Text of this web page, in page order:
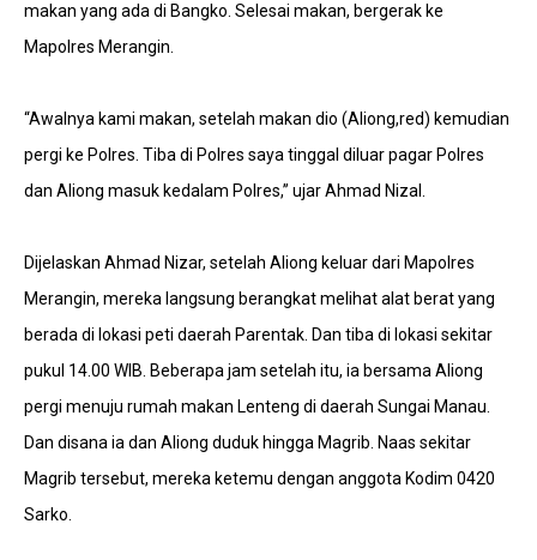
makan yang ada di Bangko. Selesai makan, bergerak ke
Mapolres Merangin.
“Awalnya kami makan, setelah makan dio (Aliong,red) kemudian
pergi ke Polres. Tiba di Polres saya tinggal diluar pagar Polres
dan Aliong masuk kedalam Polres,’’ ujar Ahmad Nizal.
Dijelaskan Ahmad Nizar, setelah Aliong keluar dari Mapolres
Merangin, mereka langsung berangkat melihat alat berat yang
berada di lokasi peti daerah Parentak. Dan tiba di lokasi sekitar
pukul 14.00 WIB. Beberapa jam setelah itu, ia bersama Aliong
pergi menuju rumah makan Lenteng di daerah Sungai Manau.
Dan disana ia dan Aliong duduk hingga Magrib. Naas sekitar
Magrib tersebut, mereka ketemu dengan anggota Kodim 0420
Sarko.